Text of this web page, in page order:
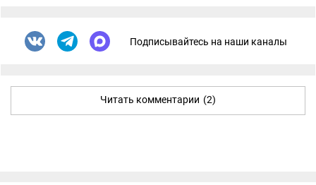
Подписывайтесь на наши каналы
Читать комментарии (2)